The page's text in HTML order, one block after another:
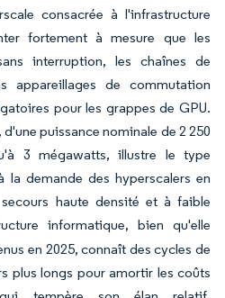
consacrée à l'infrastructure
fortement à mesure que les
interruption, les chaînes de
appareillages de commutation
pour les grappes de GPU.
puissance nominale de 2 250
3 mégawatts, illustre le type
demande des hyperscalers en
haute densité et à faible
informatique, bien qu'elle
en 2025, connaît des cycles de
plus longs pour amortir les coûts